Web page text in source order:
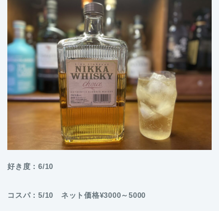
好き度：6/10
コスパ：5/10 ネット価格¥3000～5000